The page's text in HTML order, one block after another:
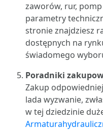
zaworów, rur,
parametry
stronie znajdziesz
dostępnych na
świadomego
Poradniki
Zakup
lada wyzwanie,
w tej dziedzinie